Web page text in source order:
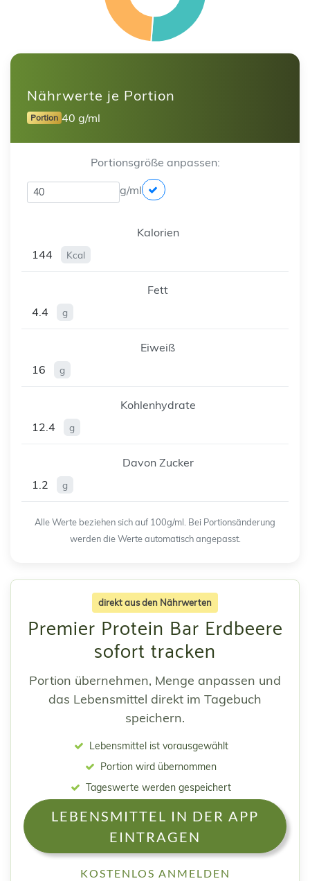
Nährwerte je Portion
Portion 40 g/ml
Portionsgröße anpassen:
g/ml
Kalorien
144
Kcal
Fett
4.4
g
Eiweiß
16
g
Kohlenhydrate
12.4
g
Davon Zucker
1.2
g
Alle Werte beziehen sich auf 100g/ml. Bei Portionsänderung
werden die Werte automatisch angepasst.
direkt aus den Nährwerten
Premier Protein Bar Erdbeere
sofort tracken
Portion übernehmen, Menge anpassen und
das Lebensmittel direkt im Tagebuch
speichern.
Lebensmittel ist vorausgewählt
Portion wird übernommen
Tageswerte werden gespeichert
LEBENSMITTEL IN DER APP
EINTRAGEN
KOSTENLOS ANMELDEN